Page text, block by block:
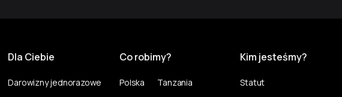
Dla Ciebie
Darowizny jednorazowe
Co robimy?
Polska
Tanzania
Kim jesteśmy?
Statut